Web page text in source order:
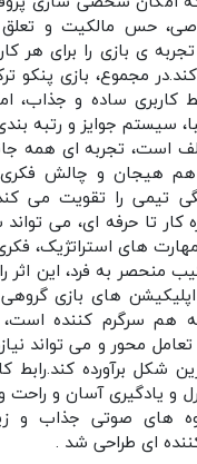
حس مالکیت و تعلق
ی بازی را برای هر
مجموع، بازی پنکو
کاربری ساده و جذاب،
سیستم جوایز و رتبه‌
است، تجربه‌ ای همه‌
هیجان و چالش فکری
تیمی را تقویت می‌
کار تا حرفه‌ ای، می‌
های استراتژیک،
منحصر به فرد، این
های بازی گروهی
هم سرگرم‌ کننده
محور و می‌ تواند
شکل برآورده کند.رابط
های صوتی جذاب و
ای طراحی شد .